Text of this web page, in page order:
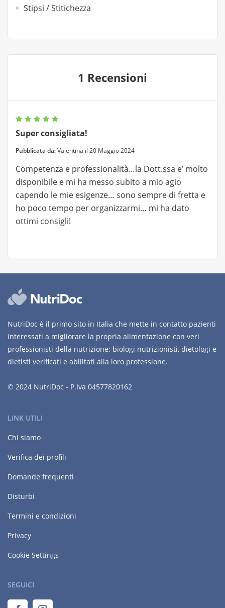
Stipsi / Stitichezza
1 Recensioni
Super consigliata!
Pubblicata da:Valentina il 20 Maggio 2024
Competenza e professionalità…la Dott.ssa e’ molto
disponibile e mi ha messo subito a mio agio
capendo le mie esigenze… sono sempre di fretta e
ho poco tempo per organizzarmi… mi ha dato
ottimi consigli!
NutriDoc è il primo sito in Italia che mette in contatto pazienti
interessati a migliorare la propria alimentazione con veri
professionisti della nutrizione: biologi nutrizionisti, dietologi e
dietisti verificati e abilitati alla loro professione.
© 2024 NutriDoc - P.Iva 04577820162
LINK UTILI
Chi siamo
Verifica dei profili
Domande frequenti
Disturbi
Termini e condizioni
Privacy
Cookie Settings
SEGUICI